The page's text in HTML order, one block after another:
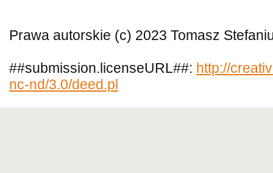
Prawa autorskie (c) 2023 Tomasz
##submission.licenseURL##: http://
nc-nd/3.0/deed.pl